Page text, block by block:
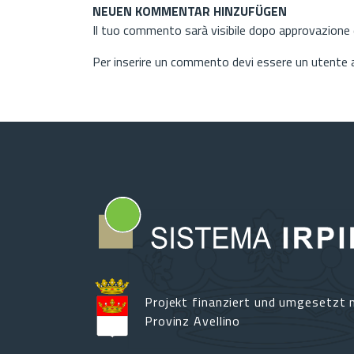
NEUEN KOMMENTAR HINZUFÜGEN
Il tuo commento sarà visibile dopo approvazione
Per inserire un commento devi essere un
Projekt finanziert und umgesetzt
Provinz Avellino